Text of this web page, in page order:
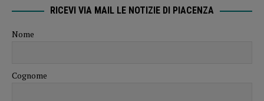
RICEVI VIA MAIL LE NOTIZIE DI PIACENZA
Nome
Cognome